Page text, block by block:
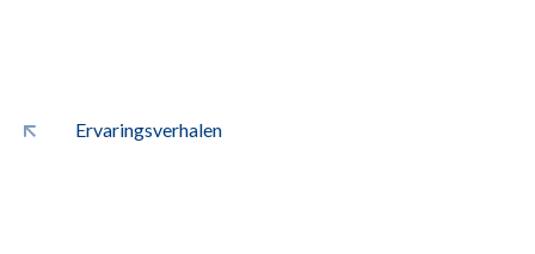
Ervaringsverhalen